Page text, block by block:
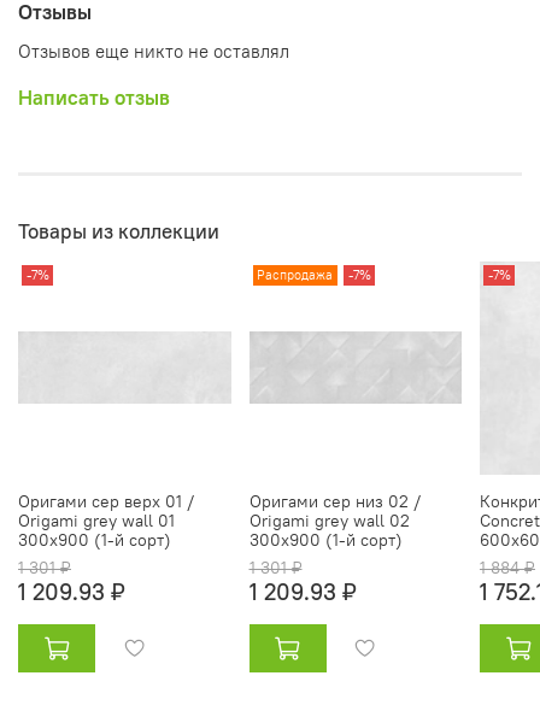
Отзывы
Отзывов еще никто не оставлял
Написать отзыв
Товары из коллекции
-7%
Оригами сер верх 01 /
Origami grey wall 01
300х900 (1-й сорт)
1 301 ₽
1 209.93 ₽
Распродажа -7%
Оригами сер низ 02 /
Origami grey wall 02
300х900 (1-й сорт)
1 301 ₽
1 209.93 ₽
-7%
1 884 ₽
1